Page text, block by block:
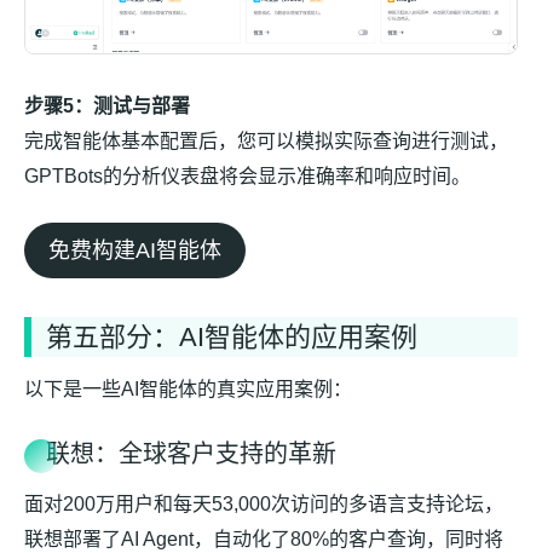
步骤5：测试与部署
完成智能体基本配置后，您可以模拟实际查询进行测试，
GPTBots的分析仪表盘将会显示准确率和响应时间。
免费构建AI智能体
第五部分：AI智能体的应用案例
以下是一些AI智能体的真实应用案例：
联想：全球客户支持的革新
面对200万用户和每天53,000次访问的多语言支持论坛，
联想部署了AI Agent，自动化了80%的客户查询，同时将